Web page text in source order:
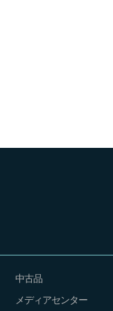
中古品
メディアセンター